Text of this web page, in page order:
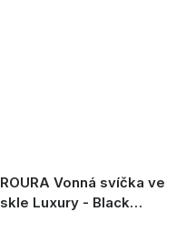
ROURA Vonná svíčka ve
skle Luxury - Black